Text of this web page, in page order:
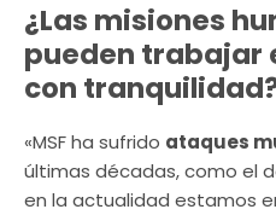
¿Las misiones
pueden trabajar
con
«MSF ha sufrido ataques
últimas décadas, como el
en la actualidad estamos